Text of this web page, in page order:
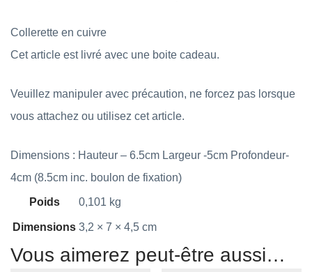
Collerette en cuivre
Cet article est livré avec une boite cadeau.
Veuillez manipuler avec précaution, ne forcez pas lorsque
vous attachez ou utilisez cet article.
Dimensions : Hauteur – 6.5cm Largeur -5cm Profondeur-
4cm (8.5cm inc. boulon de fixation)
Poids 0,101 kg
Dimensions 3,2 × 7 × 4,5 cm
Vous aimerez peut-être aussi…